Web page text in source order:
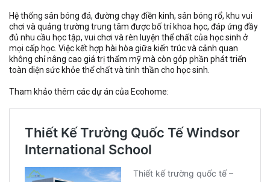
Hệ thống sân bóng đá, đường chạy điền kinh, sân bóng rổ, khu vui
chơi và quảng trường trung tâm được bố trí khoa học, đáp ứng đầy
đủ nhu cầu học tập, vui chơi và rèn luyện thể chất của học sinh ở
mọi cấp học. Việc kết hợp hài hòa giữa kiến trúc và cảnh quan
không chỉ nâng cao giá trị thẩm mỹ mà còn góp phần phát triển
toàn diện sức khỏe thể chất và tinh thần cho học sinh.
Tham khảo thêm các dự án của Ecohome: